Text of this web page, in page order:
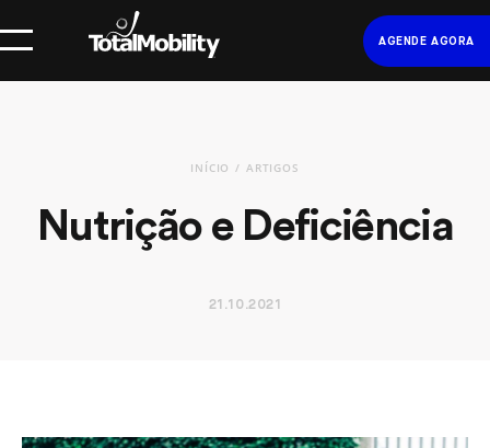
AGENDE AGORA
INÍCIO ARTIGOS
Nutrição e Deficiência
21.10.2021